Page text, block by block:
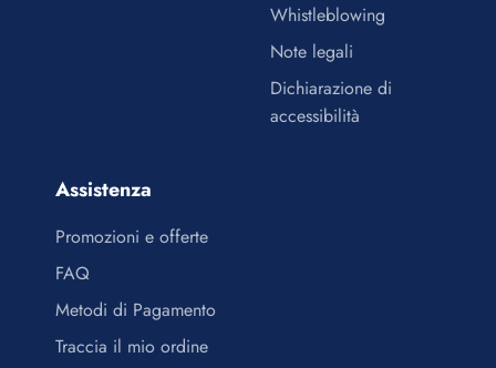
Whistleblowing
Note legali
Dichiarazione di
accessibilità
Assistenza
Promozioni e offerte
FAQ
Metodi di Pagamento
Traccia il mio ordine